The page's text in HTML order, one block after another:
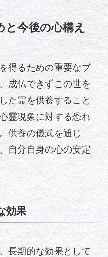
今後の心構え
得るための重要なプ
成仏できずこの世を
た霊を供養すること
霊現象に対する恐れ
供養の儀式を通じ
自分自身の心の安定
効果
長期的な効果として